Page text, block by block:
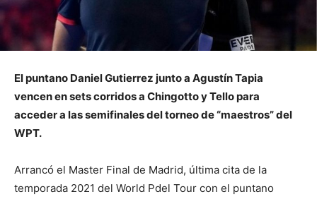
El puntano Daniel Gutierrez junto a Agustín Tapia
vencen en sets corridos a Chingotto y Tello para
acceder a las semifinales del torneo de “maestros” del
WPT.
Arrancó el Master Final de Madrid, última cita de la
temporada 2021 del World Pdel Tour con el puntano